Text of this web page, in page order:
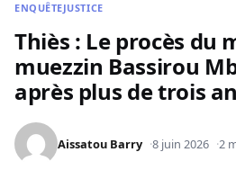
ENQUÊTEJUSTICE
Thiès : Le procès du
muezzin Bassirou
après plus de trois
Aissatou Barry 8 juin 2026 2